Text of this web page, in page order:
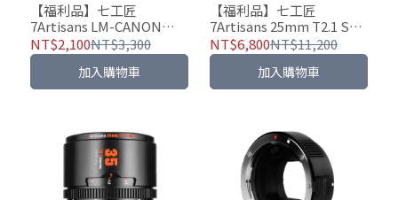
【福利品】七工匠
7Artisans LM-CANON
EOS-R 微距轉接環 - Leica
M鏡頭 轉 CANON EOS-R
NT$2,100NT$3,300
加入購物車
【福利品】七工匠
7Artisans 25mm T2.1 S35
希望系列 大光圈電影鏡頭
NT$6,800NT$11,200
加入購物車